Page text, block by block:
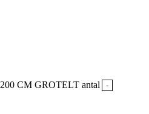
CM GROTELT antal
-